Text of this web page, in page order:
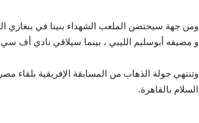
ومن جهة سيحتضن الملعب الشهداء بنينا في بنغازي
و مضيفه أبوسليم الليبي ، بينما سيلاقي نادي أف
وتنتهي جولة الذهاب من المسابقة الإفريقية
السلام بالقاهرة.